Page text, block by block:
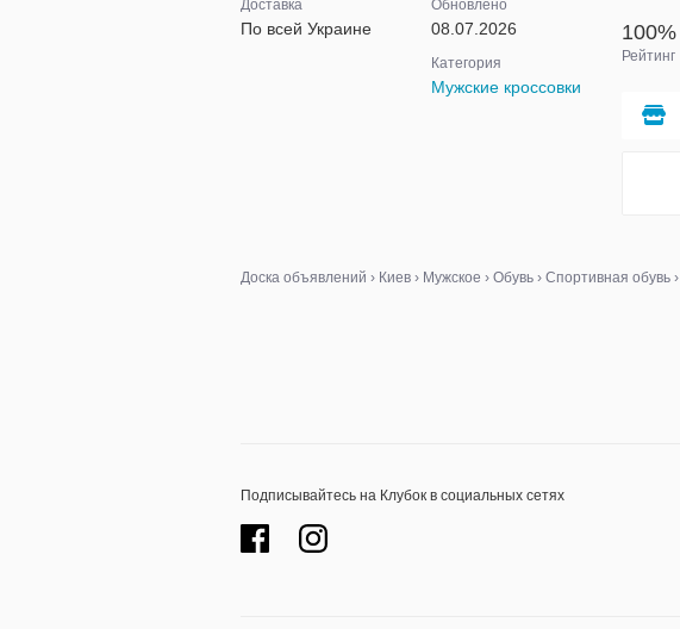
Доставка
По всей Украине
Обновлено
08.07.2026
Категория
Мужские кроссовки
100%
Рейтинг
Доска объявлений › Киев › Мужское › Обувь › Спортивная обувь ›
Подписывайтесь на Клубок в социальных сетях